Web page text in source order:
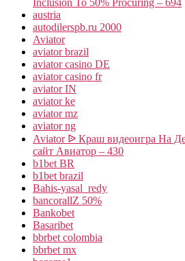
austria
autodilerspb.ru 2000
Aviator
aviator brazil
aviator casino DE
aviator casino fr
aviator IN
aviator ke
aviator mz
aviator ng
Aviator ᐉ Краш видеоигра На
сайт Авиатор – 430
b1bet BR
b1bet brazil
Bahis-yasal_redy
bancorallZ 50%
Bankobet
Basaribet
bbrbet colombia
bbrbet mx